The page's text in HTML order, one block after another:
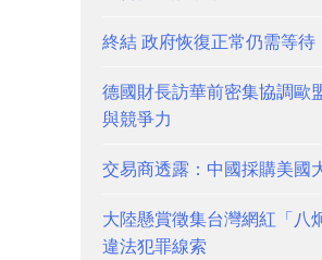
終結 政府恢復正常仍需等待
德國財長訪華前密集協調歐
與競爭力
交易商透露：中國採購美國
大陸懸賞徵集台灣網紅「八
違法犯罪線索